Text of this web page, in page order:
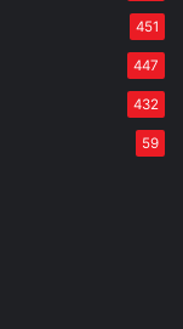
451
447
432
59